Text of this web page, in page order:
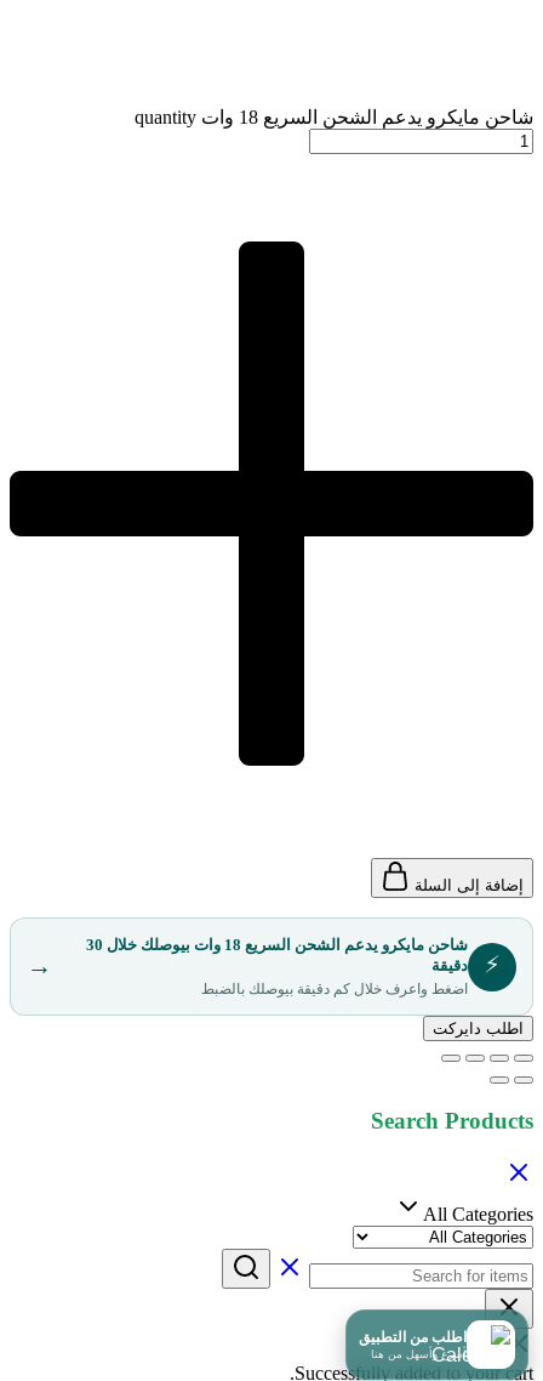
اطلب من التطبيق
أسرع وأسهل من هنا
شاحن مايكرو يدعم الشحن السريع 18 وات quantity
إضافة إلى السلة
⚡
شاحن مايكرو يدعم الشحن السريع 18 وات بيوصلك خلال 30
دقيقة
اضغط واعرف خلال كم دقيقة بيوصلك بالضبط
→
اطلب دايركت
Search Products
All Categories
Successfully added to your cart.